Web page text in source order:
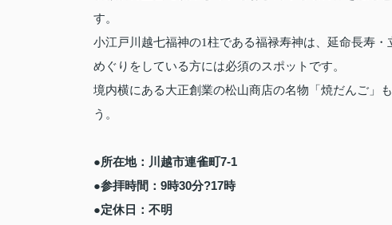
す。
小江戸川越七福神の1柱である福禄寿神は、延命長寿
めぐりをしている方には必須のスポットです。
境内横にある大正創業の松山商店の名物「焼だんご」
う。
●所在地：川越市連雀町7-1
●参拝時間：9時30分?17時
●定休日：不明